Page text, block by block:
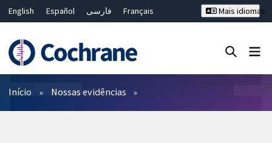
English Español فارسی
Français
Bahasa Malaysia
ไทย 繁體中文
Mais idiomas
Filtros
Início Nossas evidências